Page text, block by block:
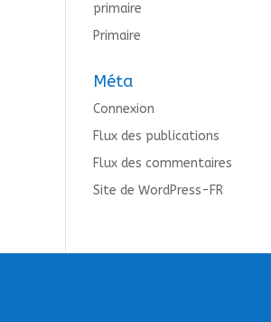
primaire
Primaire
Méta
Connexion
Flux des publications
Flux des commentaires
Site de WordPress-FR